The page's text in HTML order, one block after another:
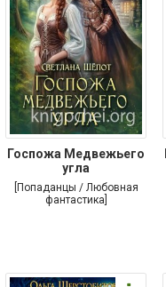
Госпожа Медвежьего
угла
[Попаданцы / Любовная
фантастика]